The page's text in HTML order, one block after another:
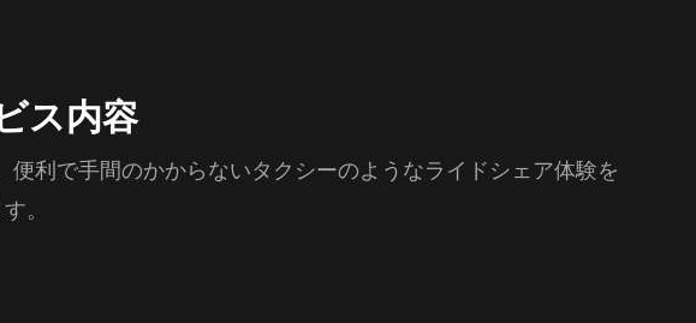
ス内容
便利で手間のかからないタクシーのようなライドシェア体験を
。